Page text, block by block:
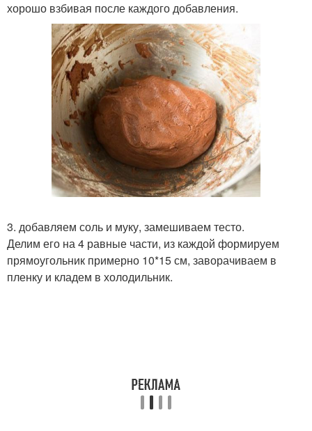
хорошо взбивая после каждого добавления.
3. добавляем соль и муку, замешиваем тесто.
Делим его на 4 равные части, из каждой формируем
прямоугольник примерно 10*15 см, заворачиваем в
пленку и кладем в холодильник.